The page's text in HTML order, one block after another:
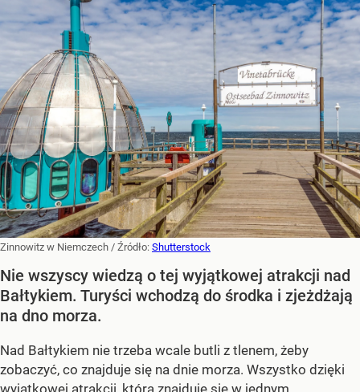
Zinnowitz w Niemczech / Źródło: Shutterstock
Nie wszyscy wiedzą o tej wyjątkowej atrakcji nad
Bałtykiem. Turyści wchodzą do środka i zjeżdżają
na dno morza.
Nad Bałtykiem nie trzeba wcale butli z tlenem, żeby
zobaczyć, co znajduje się na dnie morza. Wszystko dzięki
wyjątkowej atrakcji, która znajduje się w jednym